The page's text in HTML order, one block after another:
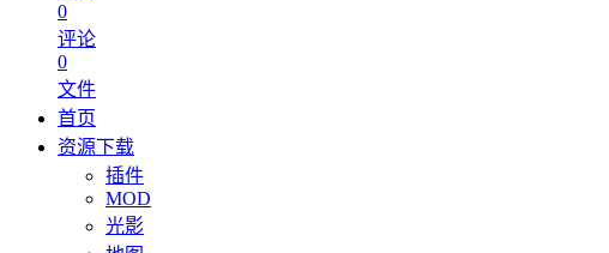
0
评论
0
文件
首页
资源下载
插件
MOD
光影